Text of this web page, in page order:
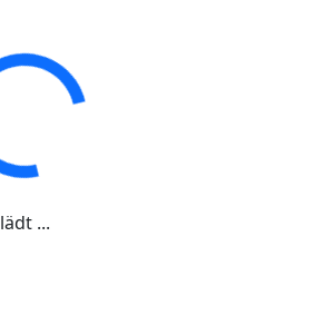
lädt ...